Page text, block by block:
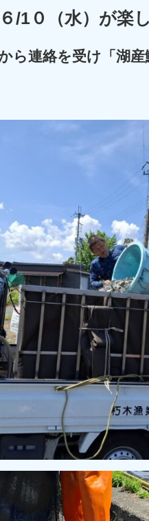
/1０（水）が楽し
ら連絡を受け「湖産